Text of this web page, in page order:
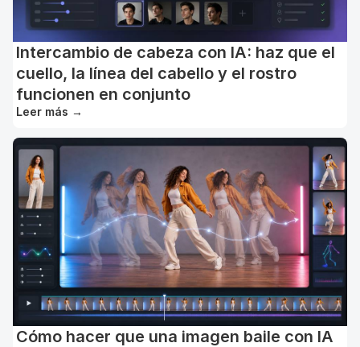
Intercambio de cabeza con IA: haz que el
cuello, la línea del cabello y el rostro
funcionen en conjunto
Leer más →
Cómo hacer que una imagen baile con IA